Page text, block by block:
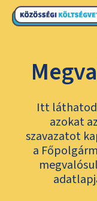
Itt láthatod
azokat
szavazatot
a